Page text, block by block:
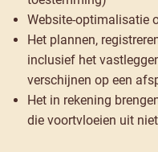
Website-optimalisatie
Het plannen,
inclusief het
verschijnen op een
Het in rekening
die voortvloeien uit